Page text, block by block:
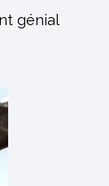
génial